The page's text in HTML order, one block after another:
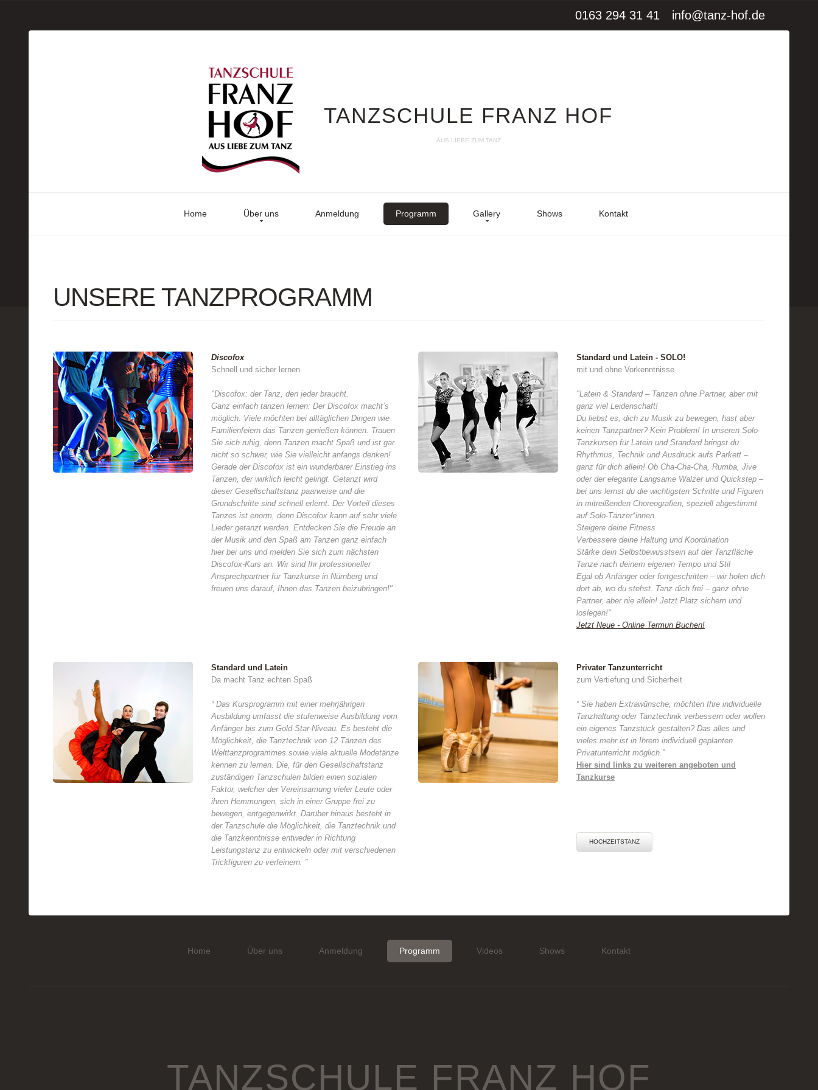
0163 294 31 41 info@tanz-hof.de
TANZSCHULE FRANZ HOF
AUS LIEBE ZUM TANZ
Home Über uns Anmeldung Programm Gallery Shows Kontakt
UNSERE TANZPROGRAMM
Discofox
Schnell und sicher lernen
"Discofox: der Tanz, den jeder braucht.
Ganz einfach tanzen lernen: Der Discofox macht’s
möglich. Viele möchten bei alltäglichen Dingen wie
Familienfeiern das Tanzen genießen können. Trauen
Sie sich ruhig, denn Tanzen macht Spaß und ist gar
nicht so schwer, wie Sie vielleicht anfangs denken!
Gerade der Discofox ist ein wunderbarer Einstieg ins
Tanzen, der wirklich leicht gelingt. Getanzt wird
dieser Gesellschaftstanz paarweise und die
Grundschritte sind schnell erlernt. Der Vorteil dieses
Tanzes ist enorm, denn Discofox kann auf sehr viele
Lieder getanzt werden. Entdecken Sie die Freude an
der Musik und den Spaß am Tanzen ganz einfach
hier bei uns und melden Sie sich zum nächsten
Discofox-Kurs an. Wir sind Ihr professioneller
Ansprechpartner für Tanzkurse in Nürnberg und
freuen uns darauf, Ihnen das Tanzen beizubringen!"
Standard und Latein - SOLO!
mit und ohne Vorkenntnisse
"Latein & Standard – Tanzen ohne Partner, aber mit
ganz viel Leidenschaft!
Du liebst es, dich zu Musik zu bewegen, hast aber
keinen Tanzpartner? Kein Problem! In unseren Solo-
Tanzkursen für Latein und Standard bringst du
Rhythmus, Technik und Ausdruck aufs Parkett –
ganz für dich allein! Ob Cha-Cha-Cha, Rumba, Jive
oder der elegante Langsame Walzer und Quickstep –
bei uns lernst du die wichtigsten Schritte und Figuren
in mitreißenden Choreografien, speziell abgestimmt
auf Solo-Tänzer*innen.
Steigere deine Fitness
Verbessere deine Haltung und Koordination
Stärke dein Selbstbewusstsein auf der Tanzfläche
Tanze nach deinem eigenen Tempo und Stil
Egal ob Anfänger oder fortgeschritten – wir holen dich
dort ab, wo du stehst. Tanz dich frei – ganz ohne
Partner, aber nie allein! Jetzt Platz sichern und
loslegen!"
Jetzt Neue - Online Termun Buchen!
Standard und Latein
Da macht Tanz echten Spaß
“ Das Kursprogramm mit einer mehrjährigen
Ausbildung umfasst die stufenweise Ausbildung vom
Anfänger bis zum Gold-Star-Niveau. Es besteht die
Möglichkeit, die Tanztechnik von 12 Tänzen des
Welttanzprogrammes sowie viele aktuelle Modetänze
kennen zu lernen. Die, für den Gesellschaftstanz
zuständigen Tanzschulen bilden einen sozialen
Faktor, welcher der Vereinsamung vieler Leute oder
ihren Hemmungen, sich in einer Gruppe frei zu
bewegen, entgegenwirkt. Darüber hinaus besteht in
der Tanzschule die Möglichkeit, die Tanztechnik und
die Tanzkenntnisse entweder in Richtung
Leistungstanz zu entwickeln oder mit verschiedenen
Trickfiguren zu verfeinern. ”
Privater Tanzunterricht
zum Vertiefung und Sicherheit
“ Sie haben Extrawünsche, möchten Ihre individuelle
Tanzhaltung oder Tanztechnik verbessern oder wollen
ein eigenes Tanzstück gestalten? Das alles und
vieles mehr ist in Ihrem individuell geplanten
Privatunterricht möglich.”
Hier sind links zu weiteren angeboten und
Tanzkurse
HOCHZEITSTANZ
Home Über uns Anmeldung Programm Videos Shows Kontakt
TANZSCHULE FRANZ HOF